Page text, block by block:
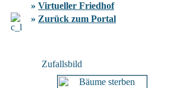
» Virtueller Friedhof
» Zurück zum Portal
Zufallsbild